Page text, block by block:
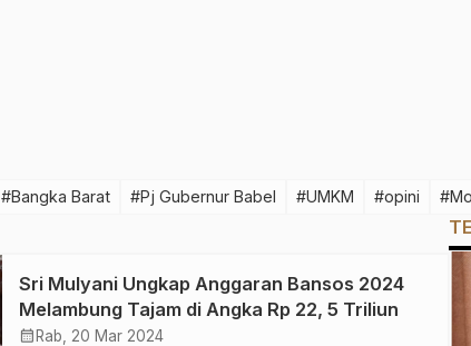
#Bangka Barat #Pj Gubernur Babel #UMKM #opini
Sri Mulyani Ungkap Anggaran Bansos 2024
Melambung Tajam di Angka Rp 22, 5 Triliun
calendar_month Rab, 20 Mar 2024